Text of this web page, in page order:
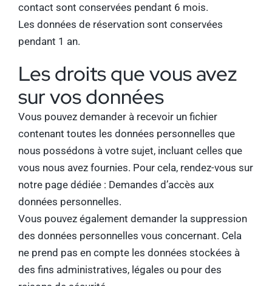
contact sont conservées pendant 6 mois.
Les données de réservation sont conservées
pendant 1 an.
Les droits que vous avez
sur vos données
Vous pouvez demander à recevoir un fichier
contenant toutes les données personnelles que
nous possédons à votre sujet, incluant celles que
vous nous avez fournies. Pour cela, rendez-vous sur
notre page dédiée : Demandes d’accès aux
données personnelles.
Vous pouvez également demander la suppression
des données personnelles vous concernant. Cela
ne prend pas en compte les données stockées à
des fins administratives, légales ou pour des